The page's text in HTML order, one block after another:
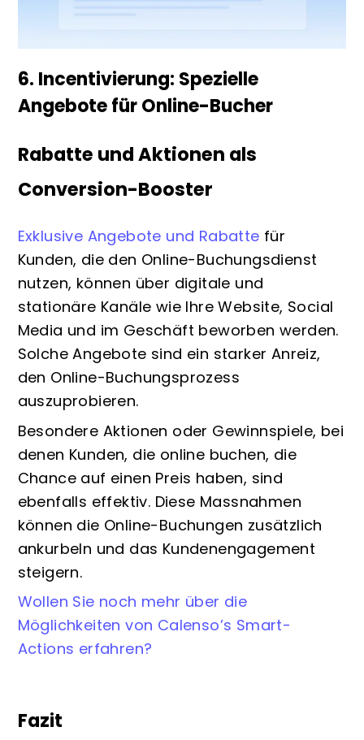
6. Incentivierung: Spezielle
Angebote für Online-Bucher
Rabatte und Aktionen als
Conversion-Booster
Exklusive Angebote und Rabatte für
Kunden, die den Online-Buchungsdienst
nutzen, können über digitale und
stationäre Kanäle wie Ihre Website, Social
Media und im Geschäft beworben werden.
Solche Angebote sind ein starker Anreiz,
den Online-Buchungsprozess
auszuprobieren.
Besondere Aktionen oder Gewinnspiele, bei
denen Kunden, die online buchen, die
Chance auf einen Preis haben, sind
ebenfalls effektiv. Diese Massnahmen
können die Online-Buchungen zusätzlich
ankurbeln und das Kundenengagement
steigern.
Wollen Sie noch mehr über die
Möglichkeiten von Calenso’s Smart-
Actions erfahren?
Fazit